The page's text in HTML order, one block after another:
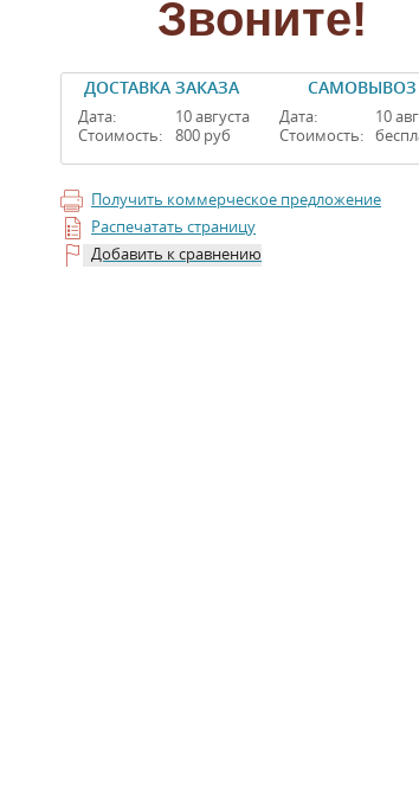
Звоните!
ДОСТАВКА ЗАКАЗА
Дата:
Стоимость:
10 августа
800 руб
САМОВЫВОЗ
Дата:
Стоимость:
10
Получить коммерческое предложение
Распечатать страницу
Добавить к сравнению